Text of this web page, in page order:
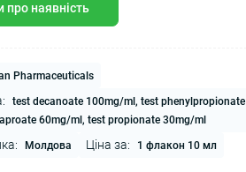
про наявність
Pharmaceuticals
test decanoate 100mg/ml, test phenylpropionate
60mg/ml, test propionate 30mg/ml
Молдова Ціна за: 1 флакон 10 мл